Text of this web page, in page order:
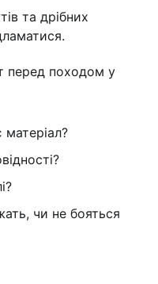
та дрібних
перед походом у
чи не бояться